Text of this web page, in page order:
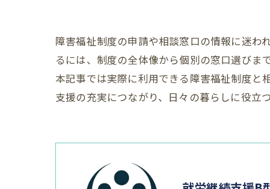
障害福祉制度の申請や相談窓口の情報に迷わ
るには、制度の全体像から個別の窓口選びま
本記事では実際に利用できる障害福祉制度と
支援の充実につながり、日々の暮らしに役立